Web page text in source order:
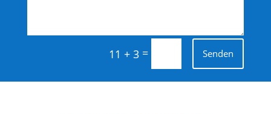
11 + 3 = Senden